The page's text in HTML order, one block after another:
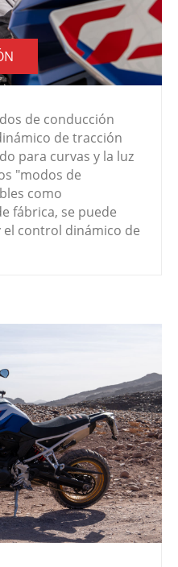
de conducción
de tracción
para curvas y la luz
"modos de
como
fábrica, se puede
control dinámico de